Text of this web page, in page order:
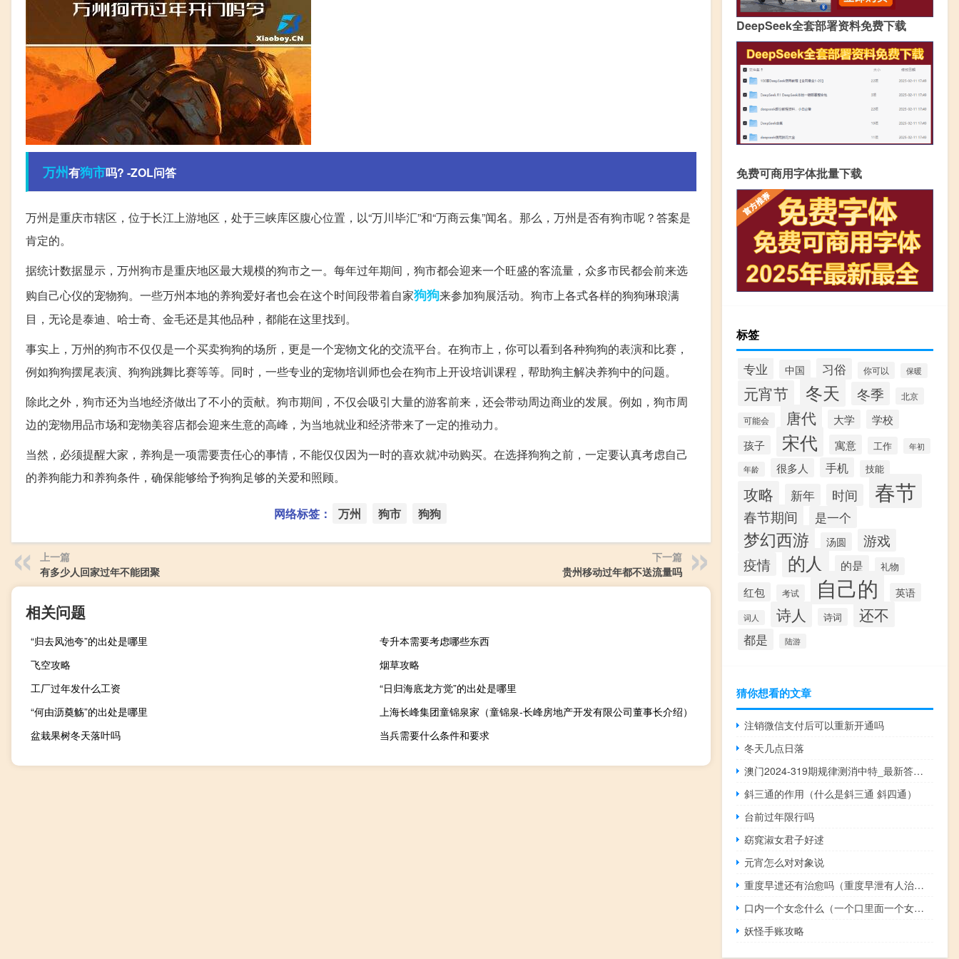
万州有狗市吗? -ZOL问答
万州是重庆市辖区，位于长江上游地区，处于三峡库区腹心位置，以“万川毕汇”和“万商云集”闻名。那么，万州是否有狗市呢？答案是
肯定的。
据统计数据显示，万州狗市是重庆地区最大规模的狗市之一。每年过年期间，狗市都会迎来一个旺盛的客流量，众多市民都会前来选
购自己心仪的宠物狗。一些万州本地的养狗爱好者也会在这个时间段带着自家狗狗来参加狗展活动。狗市上各式各样的狗狗琳琅满
目，无论是泰迪、哈士奇、金毛还是其他品种，都能在这里找到。
事实上，万州的狗市不仅仅是一个买卖狗狗的场所，更是一个宠物文化的交流平台。在狗市上，你可以看到各种狗狗的表演和比赛，
例如狗狗摆尾表演、狗狗跳舞比赛等等。同时，一些专业的宠物培训师也会在狗市上开设培训课程，帮助狗主解决养狗中的问题。
除此之外，狗市还为当地经济做出了不小的贡献。狗市期间，不仅会吸引大量的游客前来，还会带动周边商业的发展。例如，狗市周
边的宠物用品市场和宠物美容店都会迎来生意的高峰，为当地就业和经济带来了一定的推动力。
当然，必须提醒大家，养狗是一项需要责任心的事情，不能仅仅因为一时的喜欢就冲动购买。在选择狗狗之前，一定要认真考虑自己
的养狗能力和养狗条件，确保能够给予狗狗足够的关爱和照顾。
网络标签： 万州 狗市 狗狗
上一篇
有多少人回家过年不能团聚
下一篇
贵州移动过年都不送流量吗
相关问题
“归去凤池夸”的出处是哪里
专升本需要考虑哪些东西
飞空攻略
烟草攻略
工厂过年发什么工资
“日归海底龙方觉”的出处是哪里
“何由沥奠觞”的出处是哪里
上海长峰集团童锦泉家（童锦泉-长峰房地产开发有限公司董事长介绍）
盆栽果树冬天落叶吗
当兵需要什么条件和要求
DeepSeek全套部署资料免费下载
免费可商用字体批量下载
标签
专业 中国 习俗 你可以 保暖
元宵节 冬天 冬季 北京
可能会 唐代 大学
学校
孩子
宋代 寓意 工作 年初
年龄 很多人 手机 技能
攻略 新年 时间 春节
春节期间 是一个
梦幻西游 汤圆 游戏
疫情 的人 的是 礼物
红包 考试 自己的 英语
词人 诗人 诗词 还不
都是 陆游
猜你想看的文章
注销微信支付后可以重新开通吗
冬天几点日落
澳门2024-319期规律测消中特_最新答案解释落实_主页版v310.297
斜三通的作用（什么是斜三通 斜四通）
台前过年限行吗
窈窕淑女君子好逑
元宵怎么对对象说
重度早迣还有治愈吗（重度早泄有人治好了吗）
口内一个女念什么（一个口里面一个女念什么）
妖怪手账攻略